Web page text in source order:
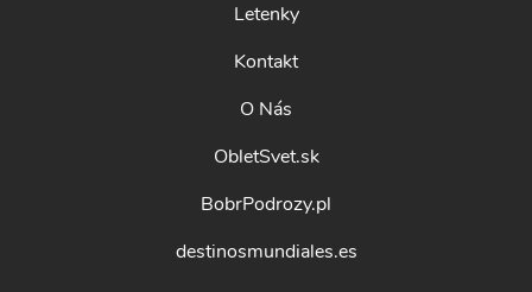
Letenky
Kontakt
O Nás
ObletSvet.sk
BobrPodrozy.pl
destinosmundiales.es